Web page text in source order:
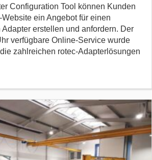
Configuration Tool können Kunden
ein Angebot für einen
erstellen und anfordern. Der
verfügbare Online-Service wurde
zahlreichen rotec-Adapterlösungen